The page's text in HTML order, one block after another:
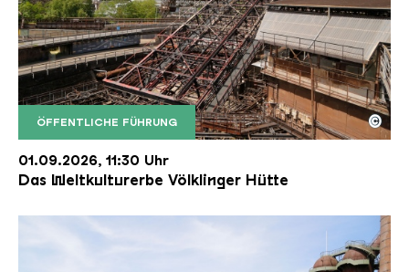
ÖFFENTLICHE FÜHRUNG
Der Erzschrägaufzug der Völklinger Hütte mit
Copyright: Weltkulturerbe Völklinger Hütte | Karl
©
01.09.2026, 11:30 Uhr
Das Weltkulturerbe Völklinger Hütte